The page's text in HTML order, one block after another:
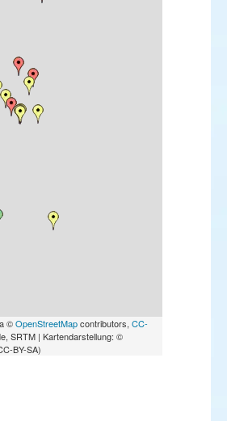
©OpenStreetMapcontributors, CC-
SRTM | Kartendarstellung: ©
BY-SA)